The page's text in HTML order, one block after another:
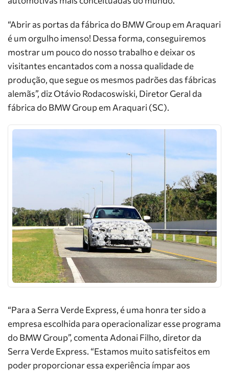
“Abrir as portas da fábrica do BMW Group em Araquari
é um orgulho imenso! Dessa forma, conseguiremos
mostrar um pouco do nosso trabalho e deixar os
visitantes encantados com a nossa qualidade de
produção, que segue os mesmos padrões das fábricas
alemãs”, diz Otávio Rodacoswiski, Diretor Geral da
fábrica do BMW Group em Araquari (SC).
“Para a Serra Verde Express, é uma honra ter sido a
empresa escolhida para operacionalizar esse programa
do BMW Group”, comenta Adonai Filho, diretor da
Serra Verde Express. “Estamos muito satisfeitos em
poder proporcionar essa experiência ímpar aos